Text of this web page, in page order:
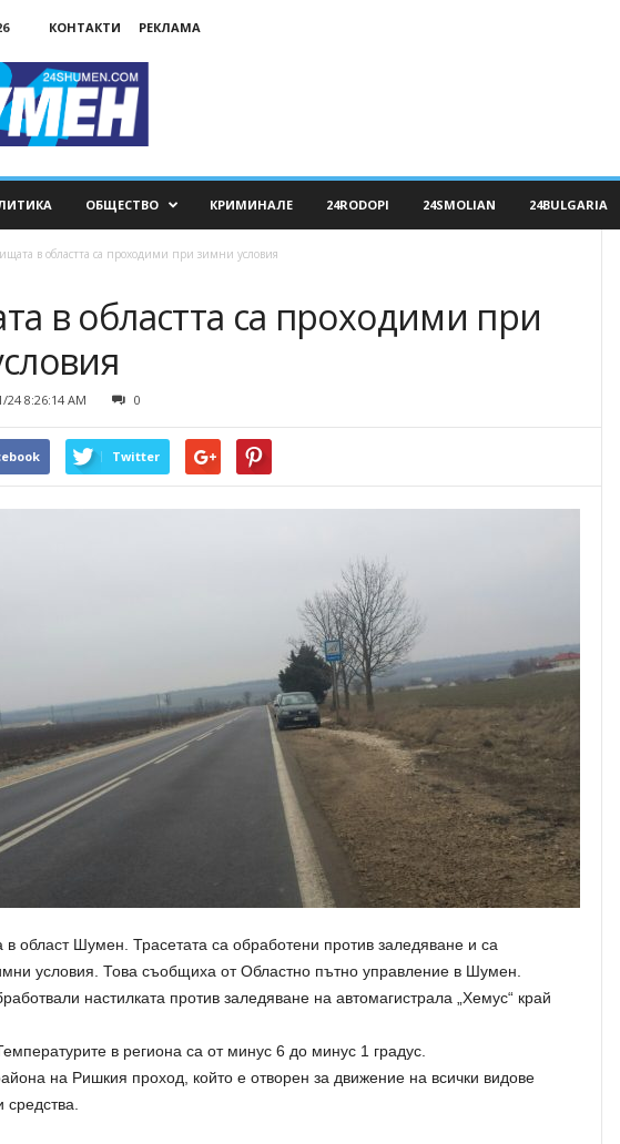
КОНТАКТИ РЕКЛАМА
ОБЩЕСТВО КРИМИНАЛЕ 24RODOPI 24SMOLIAN 24BULGARIA
в областта са проходими при зимни условия
в областта са проходими при
24 8:26:14 AM 0
Twitter
област Шумен. Трасетата са обработени против заледяване и са
условия. Това съобщиха от Областно пътно управление в Шумен.
настилката против заледяване на автомагистрала „Хемус“ край
в региона са от минус 6 до минус 1 градус.
на Ришкия проход, който е отворен за движение на всички видове